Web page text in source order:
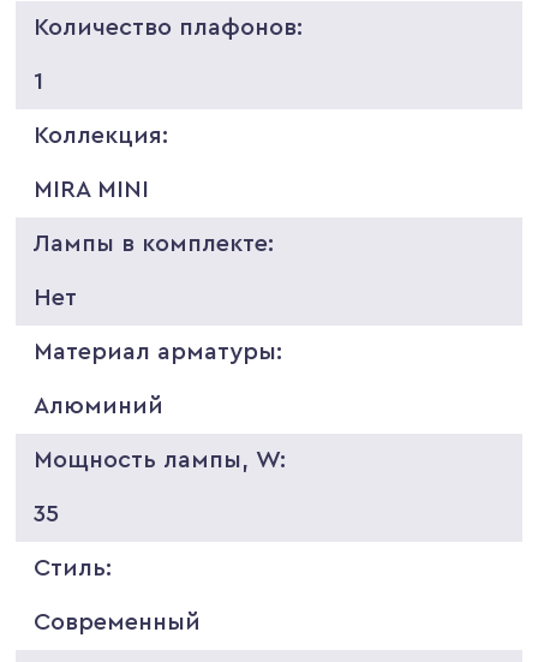
Количество плафонов:
1
Коллекция:
MIRA MINI
Лампы в комплекте:
Нет
Материал арматуры:
Алюминий
Мощность лампы, W:
35
Стиль:
Современный